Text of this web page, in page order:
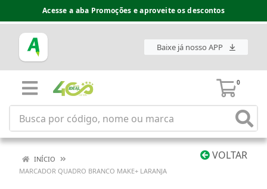
Acesse a aba Promoções e aproveite os descontos
Baixe já nosso APP
0
VOLTAR
INÍCIO
MARCADOR QUADRO BRANCO MAKE+ LARANJA